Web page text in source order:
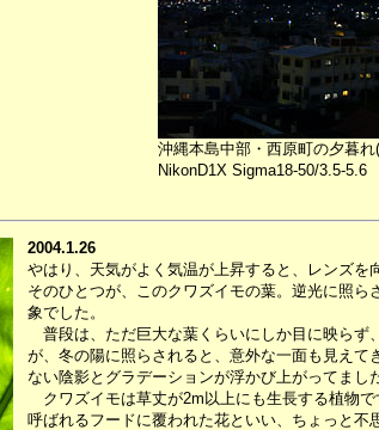
沖縄本島中部・西原町の夕暮れ
NikonD1X Sigma18-50/3.5-5.6
2004.1.26
やはり、天気がよく気温が上昇すると、レンズを
そのひとつが、このクワズイモの葉。逆光に照ら
象でした。
普段は、ただ巨大な葉くらいにしか目に映らず
が、冬の陽に照らされると、意外な一面も見えて
ない陰影とグラデーションが浮かび上がってました
クワズイモは草丈が2m以上にも生長する植物で
呼ばれるフードに覆われた花といい、ちょっと不